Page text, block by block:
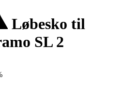
Løbesko til
SL 2